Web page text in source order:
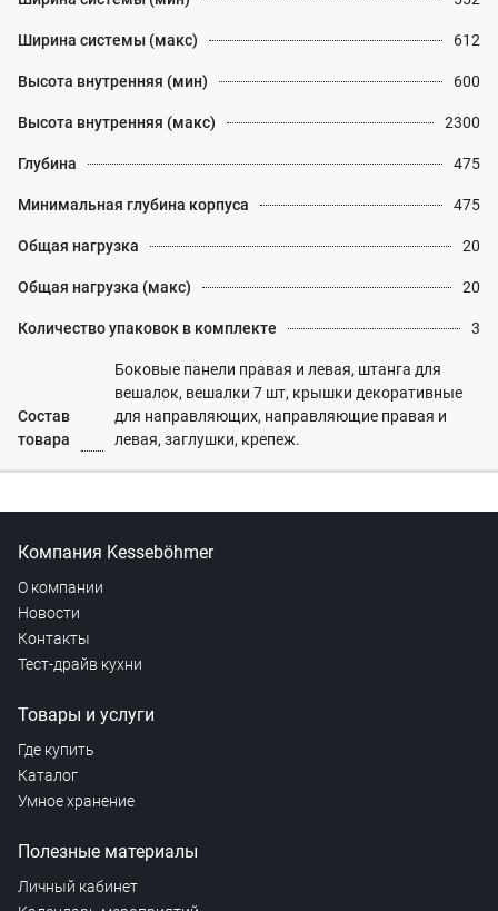
Ширина системы (макс) 612
Высота внутренняя (мин) 600
Высота внутренняя (макс) 2300
Глубина 475
Минимальная глубина корпуса 475
Общая нагрузка 20
Общая нагрузка (макс) 20
Количество упаковок в комплекте 3
Состав
товара
Боковые панели правая и левая, штанга для
вешалок, вешалки 7 шт, крышки декоративные
для направляющих, направляющие правая и
левая, заглушки, крепеж.
Компания Kesseböhmer
О компании
Новости
Контакты
Тест-драйв кухни
Товары и услуги
Где купить
Каталог
Умное хранение
Полезные материалы
Личный кабинет